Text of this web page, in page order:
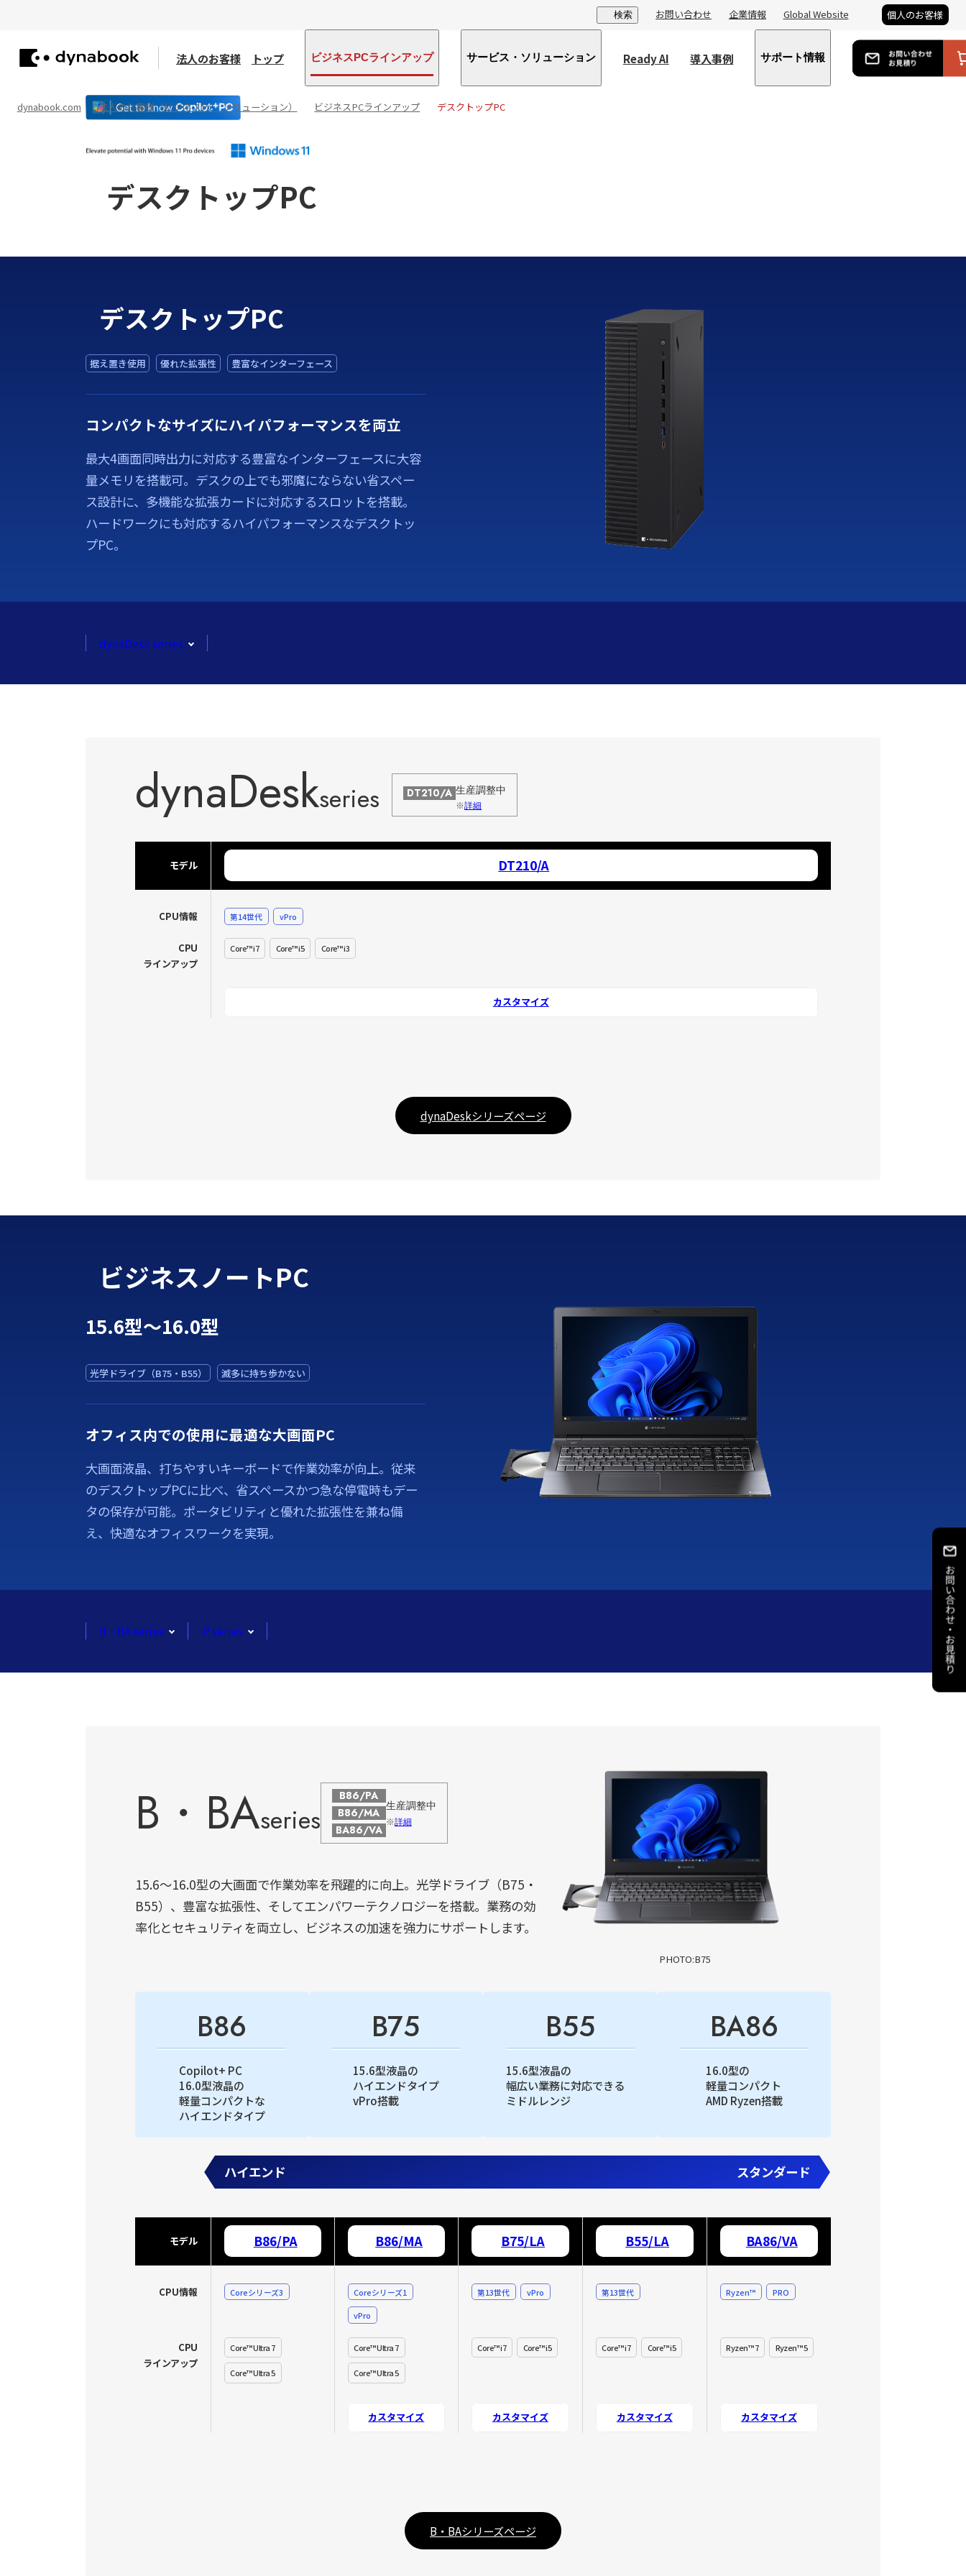
検索 お問い合わせ 企業情報 Global Website 個人のお客様
法人のお客様 トップ ビジネスPCラインアップ サービス・ソリューション Ready AI 導入事例 サポート情報
dynabook.com 法人のお客様（ビジネスPC・ソリューション） ビジネスPCラインアップ デスクトップPC
デスクトップPC
デスクトップPC
据え置き使用 優れた拡張性 豊富なインターフェース
コンパクトなサイズにハイパフォーマンスを両立
最大4画面同時出力に対応する豊富なインターフェースに大容
量メモリを搭載可。デスクの上でも邪魔にならない省スペー
ス設計に、多機能な拡張カードに対応するスロットを搭載。
ハードワークにも対応するハイパフォーマンスなデスクトッ
プPC。
dynaDesk series
dynaDeskseries DT210/A 生産調整中
※詳細
モデル DT210/A
CPU情報 第14世代 vPro
CPU
ラインアップ
Core™ i7 Core™ i5 Core™ i3
カスタマイズ
dynaDeskシリーズページ
ビジネスノートPC
15.6型～16.0型
光学ドライブ（B75・B55） 滅多に持ち歩かない
オフィス内での使用に最適な大画面PC
大画面液晶、打ちやすいキーボードで作業効率が向上。従来
のデスクトップPCに比べ、省スペースかつ急な停電時もデー
タの保存が可能。ポータビリティと優れた拡張性を兼ね備
え、快適なオフィスワークを実現。
B・BA series P series
B・BAseries
B86/PA
B86/MA
BA86/VA
生産調整中
※詳細
15.6～16.0型の大画面で作業効率を飛躍的に向上。光学ドライブ（B75・
B55）、豊富な拡張性、そしてエンパワーテクノロジーを搭載。業務の効
率化とセキュリティを両立し、ビジネスの加速を強力にサポートします。
PHOTO:B75
B86
Copilot+ PC
16.0型液晶の
軽量コンパクトな
ハイエンドタイプ
B75
15.6型液晶の
ハイエンドタイプ
vPro搭載
B55
15.6型液晶の
幅広い業務に対応できる
ミドルレンジ
BA86
16.0型の
軽量コンパクト
AMD Ryzen搭載
ハイエンド スタンダード
モデル B86/PA B86/MA B75/LA B55/LA BA86/VA
CPU情報 Coreシリーズ3 Coreシリーズ1
vPro
第13世代 vPro 第13世代 Ryzen™ PRO
CPU
ラインアップ
Core™ Ultra 7
Core™ Ultra 5
Core™ Ultra 7
Core™ Ultra 5
Core™ i7 Core™ i5 Core™ i7 Core™ i5 Ryzen™ 7 Ryzen™ 5
カスタマイズ カスタマイズ カスタマイズ カスタマイズ
B・BAシリーズページ